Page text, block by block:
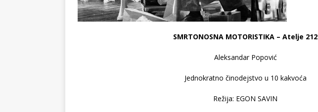
SMRTONOSNA MOTORISTIKA – Atelje 212
Aleksandar Popović
Jednokratno činodejstvo u 10 kakvoća
Režija: EGON SAVIN